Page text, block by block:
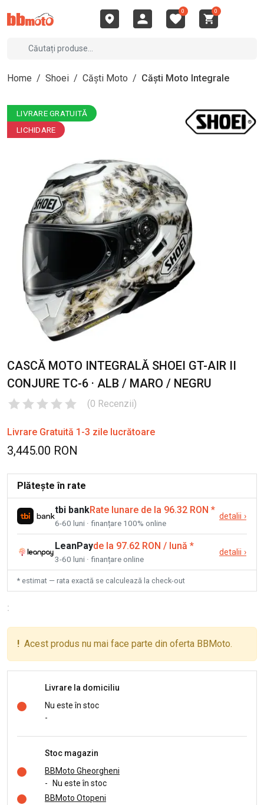
0 0
Home / Shoei / Căști Moto / Căști Moto Integrale
LIVRARE GRATUITĂ
LICHIDARE
CASCĂ MOTO INTEGRALĂ SHOEI GT-AIR II
CONJURE TC-6 · ALB / MARO / NEGRU
(0 Recenzii)
Livrare Gratuită 1-3 zile lucrătoare
3,445.00 RON
Plătește în rate
tbi bankRate lunare de la 96.32 RON *
6-60 luni · finanțare 100% online
detalii ›
LeanPayde la 97.62 RON / lună *
3-60 luni · finanțare online
detalii ›
* estimat — rata exactă se calculează la check-out
:
! Acest produs nu mai face parte din oferta BBMoto.
Livrare la domiciliu
Nu este în stoc
-
Stoc magazin
BBMoto Gheorgheni
-
Nu este în stoc
BBMoto Otopeni